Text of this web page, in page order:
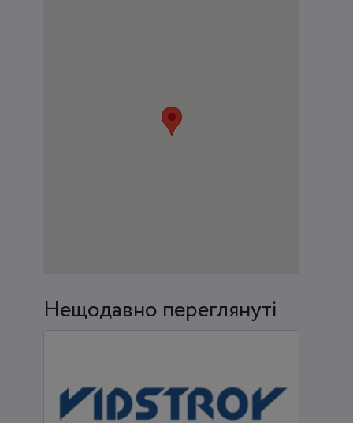
Нещодавно переглянуті